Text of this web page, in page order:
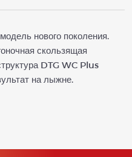
нового поколения.
скользящая
DTG WC Plus
на лыжне.